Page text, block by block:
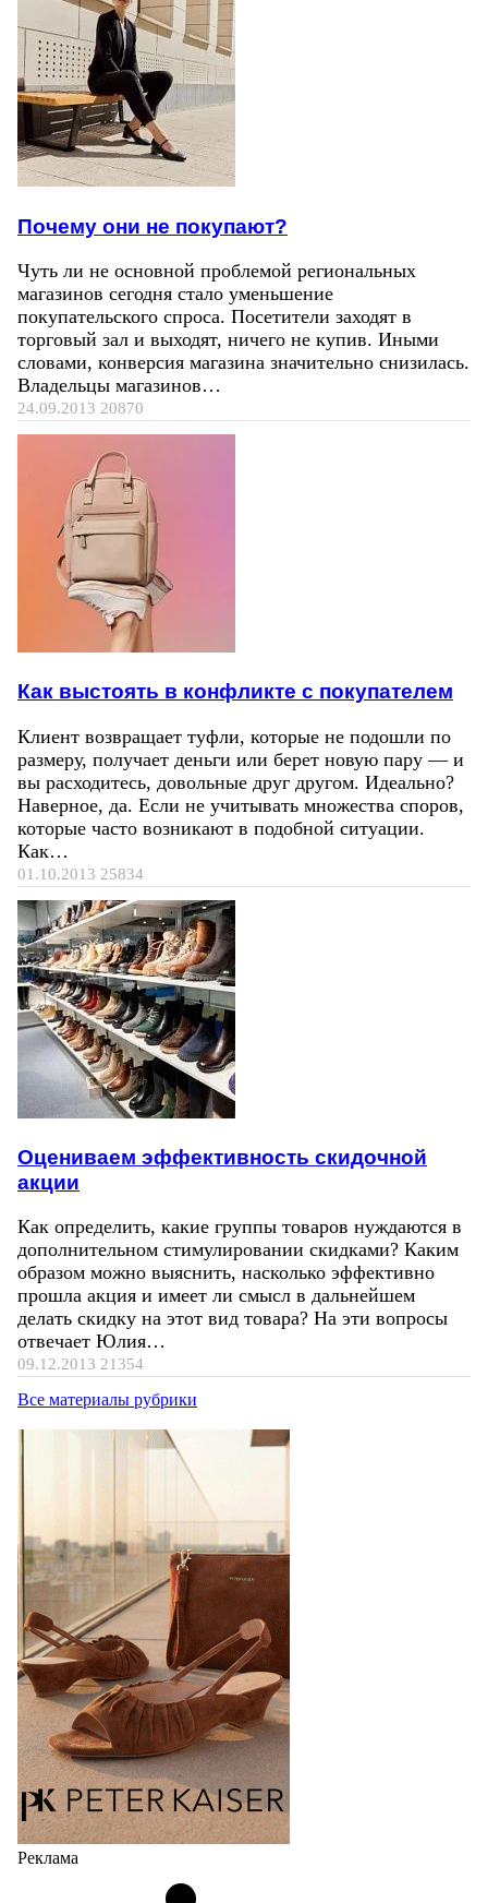
Почему они не покупают?
Чуть ли не основной проблемой региональных
магазинов сегодня стало уменьшение
покупательского спроса. Посетители заходят в
торговый зал и выходят, ничего не купив. Иными
словами, конверсия магазина значительно снизилась.
Владельцы магазинов…
24.09.2013 20870
Как выстоять в конфликте с покупателем
Клиент возвращает туфли, которые не подошли по
размеру, получает деньги или берет новую пару — и
вы расходитесь, довольные друг другом. Идеально?
Наверное, да. Если не учитывать множества споров,
которые часто возникают в подобной ситуации.
Как…
01.10.2013 25834
Оцениваем эффективность скидочной
акции
Как определить, какие группы товаров нуждаются в
дополнительном стимулировании скидками? Каким
образом можно выяснить, насколько эффективно
прошла акция и имеет ли смысл в дальнейшем
делать скидку на этот вид товара? На эти вопросы
отвечает Юлия…
09.12.2013 21354
Все материалы рубрики
Реклама